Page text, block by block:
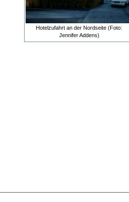
Hotelzufahrt an der Nordseite (Foto:
Jennifer Addens)